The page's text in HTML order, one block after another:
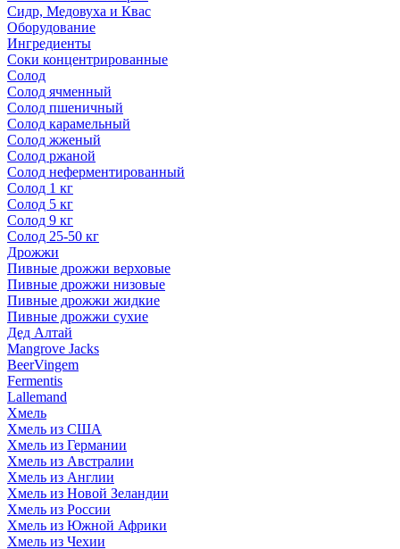
Сидр, Медовуха и Квас
Оборудование
Ингредиенты
Соки концентрированные
Солод
Солод ячменный
Солод пшеничный
Солод карамельный
Солод жженый
Солод ржаной
Солод неферментированный
Солод 1 кг
Солод 5 кг
Солод 9 кг
Солод 25-50 кг
Дрожжи
Пивные дрожжи верховые
Пивные дрожжи низовые
Пивные дрожжи жидкие
Пивные дрожжи сухие
Дед Алтай
Mangrove Jacks
BeerVingem
Fermentis
Lallemand
Хмель
Хмель из США
Хмель из Германии
Хмель из Австралии
Хмель из Англии
Хмель из Новой Зеландии
Хмель из России
Хмель из Южной Африки
Хмель из Чехии